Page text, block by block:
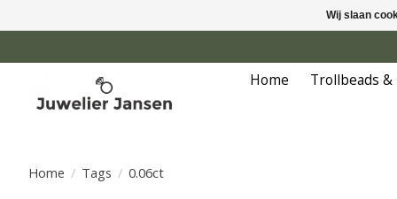
Home Trollbeads &
Home / Tags / 0.06ct
Wij slaan